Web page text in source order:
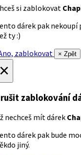
si zablokovat
dárek pak nekoupí
ty :)
zablokovat
× Zpět
zablokování
nechceš mít dárek
dárek pak bude
jiný.